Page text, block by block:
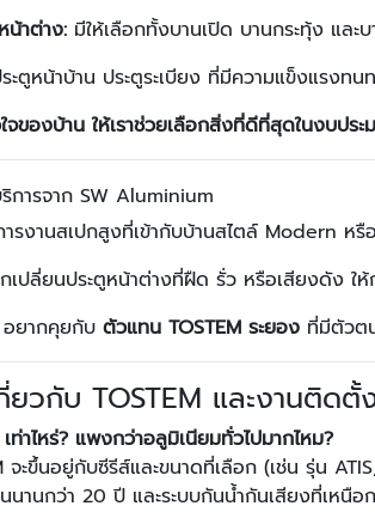
น้าต่าง: มีให้เลือกทั้งบานเปิด บานกระทุ้ง และ
ะตูหน้าบ้าน ประตูระเบียง ที่มีความแข็งแรงทน
จของบ้าน ให้เราช่วยเลือกสิ่งที่ดีที่สุดในงบป
การจาก SW Aluminium
รงานสเปกสูงที่เข้ากับบ้านสไตล์ Modern หรื
เปลี่ยนประตูหน้าต่างที่ฝืด รั่ว หรือเสียงดัง ให้
อยากคุยกับ ตัวแทน TOSTEM ระยอง ที่มีตัวต
วกับ TOSTEM และงานติดตั้
ท่าไหร่? แพงกว่าอลูมิเนียมทั่วไปมากไหม?
จะขึ้นอยู่กับซีรีส์และขนาดที่เลือก (เช่น รุ่น
านกว่า 20 ปี และระบบกันน้ำกันเสียงที่เหนื